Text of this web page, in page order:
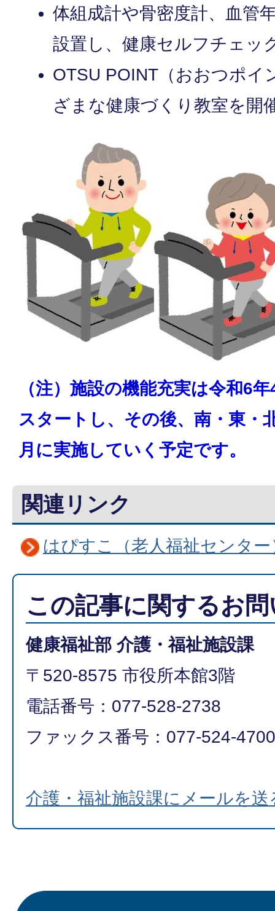
体組成計や骨密度計、血管
設置し、健康セルフチェッ
OTSU POINT（おおつポイ
ざまな健康づくり教室を開
（注）施設の機能充実は令和6
スタートし、その後、南・東・
月に実施していく予定です。
関連リンク
はぴすこ（老人福祉センター
この記事に関するお
健康福祉部 介護・福祉施設課
〒520-8575 市役所本館3階
電話番号：077-528-2738
ファックス番号：077-524-4700
介護・福祉施設課にメールを送